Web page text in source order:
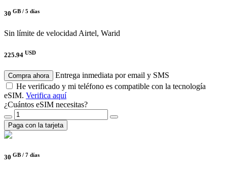
30 GB / 5 días
Sin límite de velocidadAirtel, Warid
225.94 USD
Compra ahora
Entrega inmediata por email y SMS
He verificado y mi teléfono es compatible con la tecnología
eSIM. Verifica aquí
¿Cuántos eSIM necesitas?
Paga con la tarjeta
30 GB / 7 días